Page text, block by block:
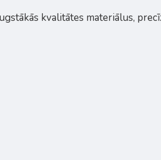
kvalitātes materiālus,